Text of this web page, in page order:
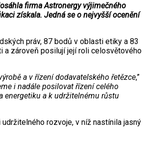
firma Astronergy výjimečného
získala. Jedná se o nejvyšší ocenění
práv, 87 bodů v oblasti etiky a 83
a zároveň posilují její roli celosvětového
a v řízení dodavatelského řetězce,”
i nadále posilovat řízení celého
energetiku a k udržitelnému růstu
rozvoje, v níž nastínila jasný